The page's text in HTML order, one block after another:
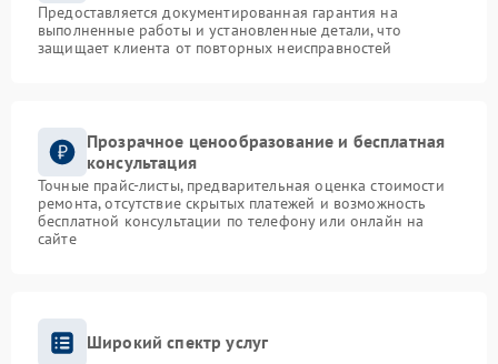
Предоставляется документированная гарантия на
выполненные работы и установленные детали, что
защищает клиента от повторных неисправностей
Прозрачное ценообразование и бесплатная
консультация
Точные прайс-листы, предварительная оценка стоимости
ремонта, отсутствие скрытых платежей и возможность
бесплатной консультации по телефону или онлайн на
сайте
Широкий спектр услуг